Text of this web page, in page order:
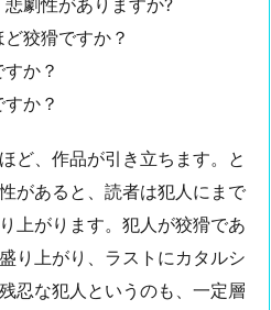
狡猾ですか？
か？
か？
ど、作品が引き立ちます。と
があると、読者は犯人にまで
上がります。犯人が狡猾であ
り上がり、ラストにカタルシ
忍な犯人というのも、一定層